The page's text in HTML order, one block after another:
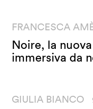
FRANCESCA
Noire, la
immersiva da
GIULIA BIANCO